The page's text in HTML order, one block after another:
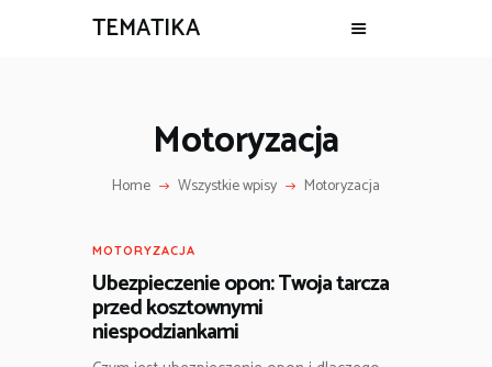
TEMATIKA
Motoryzacja
Home Wszystkie wpisy Motoryzacja
MOTORYZACJA
Ubezpieczenie opon: Twoja tarcza
przed kosztownymi
niespodziankami